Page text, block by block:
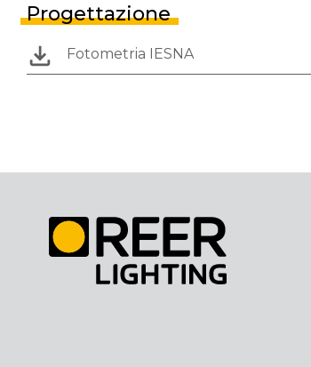
Progettazione
Fotometria IESNA